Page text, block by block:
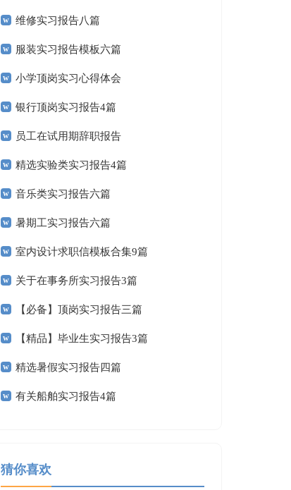
维修实习报告八篇
服装实习报告模板六篇
小学顶岗实习心得体会
银行顶岗实习报告4篇
员工在试用期辞职报告
精选实验类实习报告4篇
音乐类实习报告六篇
暑期工实习报告六篇
室内设计求职信模板合集9篇
关于在事务所实习报告3篇
【必备】顶岗实习报告三篇
【精品】毕业生实习报告3篇
精选暑假实习报告四篇
有关船舶实习报告4篇
猜你喜欢